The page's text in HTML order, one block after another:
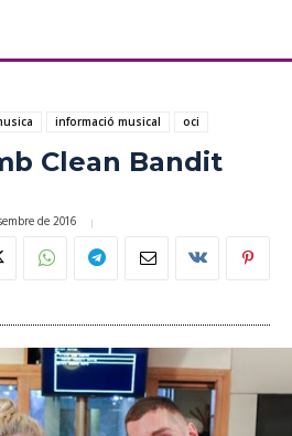
informació musical oci
Clean Bandit
de 2016